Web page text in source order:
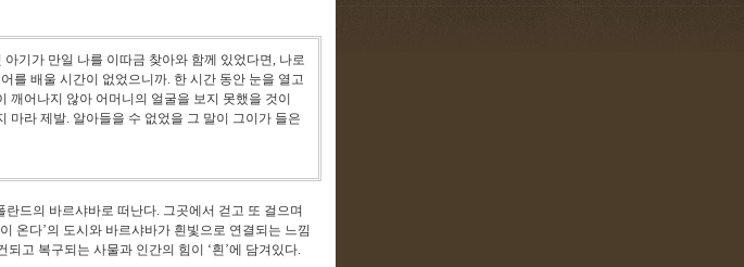
기가 만일 나를 이따금 찾아와 함께 있었다면, 나로
를 배울 시간이 없었으니까. 한 시간 동안 눈을 열고
깨어나지 않아 어머니의 얼굴을 보지 못했을 것이
마라 제발. 알아들을 수 없었을 그 말이 그이가 들은
란드의 바르샤바로 떠난다. 그곳에서 걷고 또 걸으며
온다’의 도시와 바르샤바가 흰빛으로 연결되는 느낌
되고 복구되는 사물과 인간의 힘이 ‘흰 ’에 담겨있다.